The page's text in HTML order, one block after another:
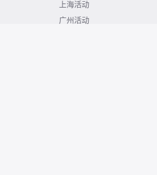
上海活动
广州活动